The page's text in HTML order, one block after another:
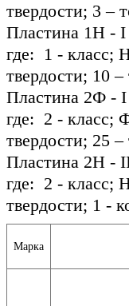
твердости; 3 –
Пластина 1Н -
где: 1 - класс;
твердости; 10
Пластина 2Ф
где: 2 - класс;
твердости; 25
Пластина 2Н
где: 2 -
твердости; 1 -
Марка